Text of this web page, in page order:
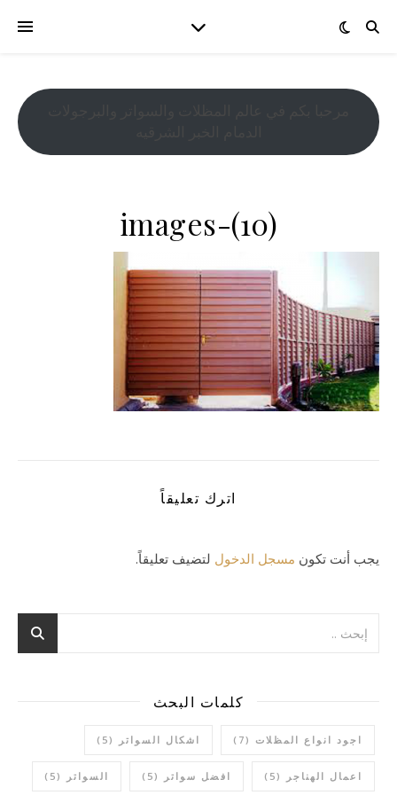
images-(10)
اترك تعليقاً
يجب أنت تكون مسجل الدخول لتضيف تعليقاً.
كلمات البحث
اجود انواع المظلات (7) اشكال السواتر (5)
اعمال الهناجر (5) افضل سواتر (5) السواتر (5)